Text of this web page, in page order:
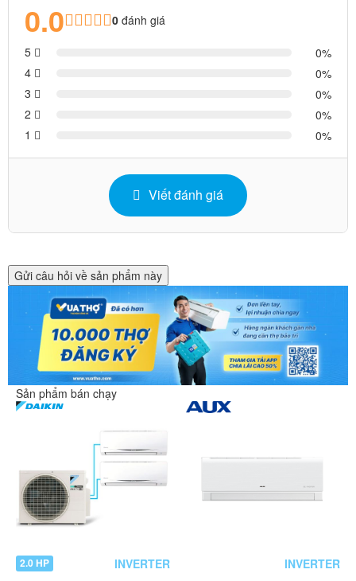
0.0 0 đánh giá
5
0
4
0
3
0
2
0
1
0
Viết đánh giá
Gửi câu hỏi về sản phẩm này
Sản phẩm bán chạy
2.0 HP INVERTER INVERTER